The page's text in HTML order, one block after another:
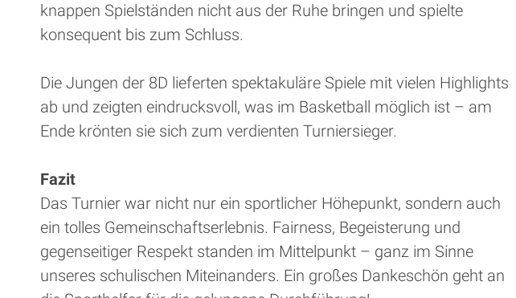
knappen Spielständen nicht aus der Ruhe bringen und spielte
konsequent bis zum Schluss.
Die Jungen der 8D lieferten spektakuläre Spiele mit vielen Highlights
ab und zeigten eindrucksvoll, was im Basketball möglich ist – am
Ende krönten sie sich zum verdienten Turniersieger.
Fazit
Das Turnier war nicht nur ein sportlicher Höhepunkt, sondern auch
ein tolles Gemeinschaftserlebnis. Fairness, Begeisterung und
gegenseitiger Respekt standen im Mittelpunkt – ganz im Sinne
unseres schulischen Miteinanders. Ein großes Dankeschön geht an